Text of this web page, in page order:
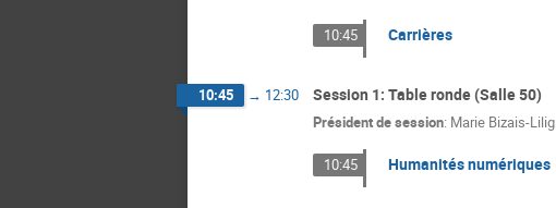
10:45 Carrières
10:45 → 12:30 Session 1: Table ronde (Salle 50)
Président de session: Marie Bizais-Lilig
10:45 Humanités numériques